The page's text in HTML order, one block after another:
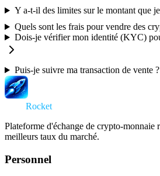
Y a-t-il des limites sur le montant que
Quels sont les frais pour vendre des
Dois-je vérifier mon identité (KYC)
Puis-je suivre ma transaction de vente ?
Rocket
Plateforme d'échange de crypto-monnaie
meilleurs taux du marché.
Personnel